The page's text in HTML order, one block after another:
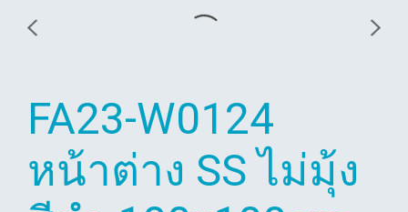
FA23-W0124
หน้าต่าง SS ไม่มุ้ง